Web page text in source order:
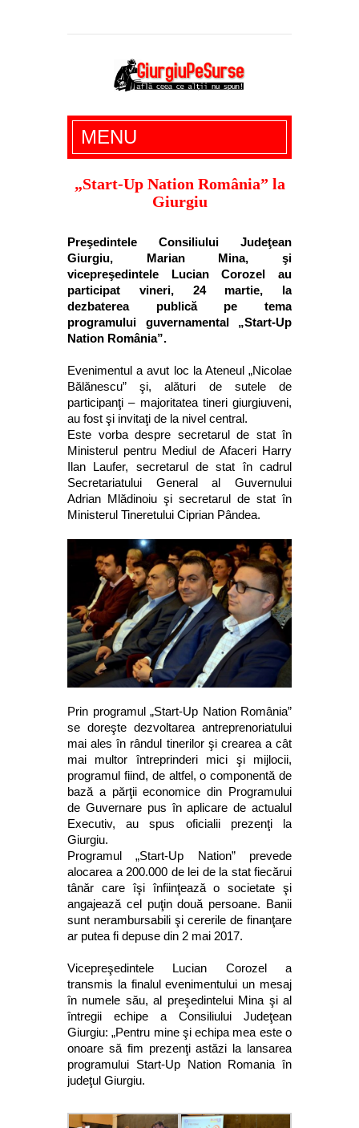
Giurgiu Pe Surse – actualitate giurgiu,
administratie giurgiu, stiri politice, social
economic, editoriale giurgiu, dezvaluiri,
soc, cancan, stiri locale
MENU
„Start-Up Nation România” la
Giurgiu
Preşedintele Consiliului Judeţean
Giurgiu, Marian Mina, şi
vicepreşedintele Lucian Corozel au
participat vineri, 24 martie, la
dezbaterea publică pe tema
programului guvernamental „Start-Up
Nation România”.
Evenimentul a avut loc la Ateneul „Nicolae
Bălănescu” şi, alături de sutele de
participanţi – majoritatea tineri giurgiuveni,
au fost şi invitaţi de la nivel central.
Este vorba despre secretarul de stat în
Ministerul pentru Mediul de Afaceri Harry
Ilan Laufer, secretarul de stat în cadrul
Secretariatului General al Guvernului
Adrian Mlădinoiu şi secretarul de stat în
Ministerul Tineretului Ciprian Pândea.
Prin programul „Start-Up Nation România”
se doreşte dezvoltarea antreprenoriatului
mai ales în rândul tinerilor şi crearea a cât
mai multor întreprinderi mici şi mijlocii,
programul fiind, de altfel, o componentă de
bază a părţii economice din Programului
de Guvernare pus în aplicare de actualul
Executiv, au spus oficialii prezenţi la
Giurgiu.
Programul „Start-Up Nation” prevede
alocarea a 200.000 de lei de la stat fiecărui
tânăr care îşi înfiinţează o societate şi
angajează cel puţin două persoane. Banii
sunt nerambursabili şi cererile de finanţare
ar putea fi depuse din 2 mai 2017.
Vicepreşedintele Lucian Corozel a
transmis la finalul evenimentului un mesaj
în numele său, al preşedintelui Mina şi al
întregii echipe a Consiliului Judeţean
Giurgiu: „Pentru mine şi echipa mea este o
onoare să fim prezenţi astăzi la lansarea
programului Start-Up Nation Romania în
judeţul Giurgiu.